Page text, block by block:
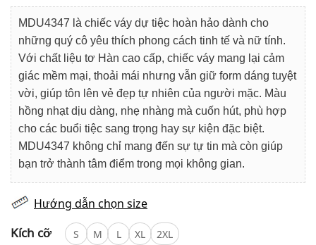
là:
890.000₫.
tại
là:
659.000₫.
MDU4347 là chiếc váy dự tiệc hoàn hảo dành cho
những quý cô yêu thích phong cách tinh tế và nữ tính.
Với chất liệu tơ Hàn cao cấp, chiếc váy mang lại cảm
giác mềm mại, thoải mái nhưng vẫn giữ form dáng tuyệt
vời, giúp tôn lên vẻ đẹp tự nhiên của người mặc. Màu
hồng nhạt dịu dàng, nhẹ nhàng mà cuốn hút, phù hợp
cho các buổi tiệc sang trọng hay sự kiện đặc biệt.
MDU4347 không chỉ mang đến sự tự tin mà còn giúp
bạn trở thành tâm điểm trong mọi không gian.
Hướng dẫn chọn size
Kích cỡ S M L XL 2XL